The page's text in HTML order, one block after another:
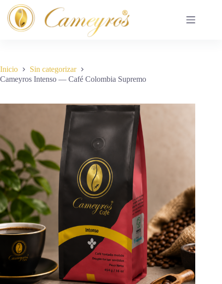
Saltar
contenido
Inicio
Sin categorizar
Cameyros Intenso — Café Colombia Supremo